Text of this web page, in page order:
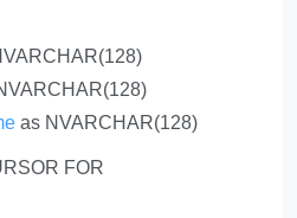
as NVARCHAR(128)
FOR